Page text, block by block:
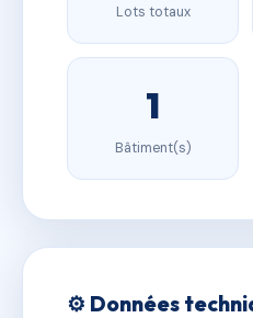
Lots totaux
1
Bâtiment(s)
⚙️ Données